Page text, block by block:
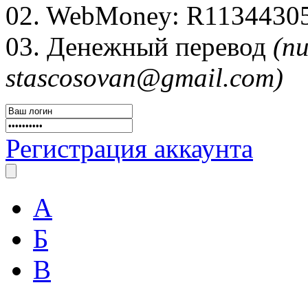
02. WebMoney:
03. Денежный перевод
stascosovan@gmail.com)
Регистрация аккаунта
А
Б
В